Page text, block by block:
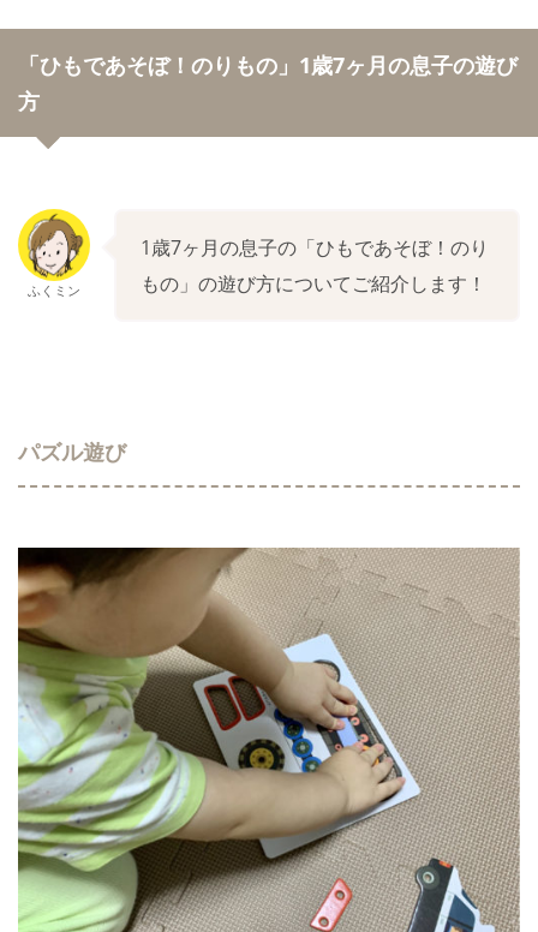
「ひもであそぼ！のりもの」1歳7ヶ月の息子の遊び
方
ふくミン
1歳7ヶ月の息子の「ひもであそぼ！のり
もの」の遊び方についてご紹介します！
パズル遊び